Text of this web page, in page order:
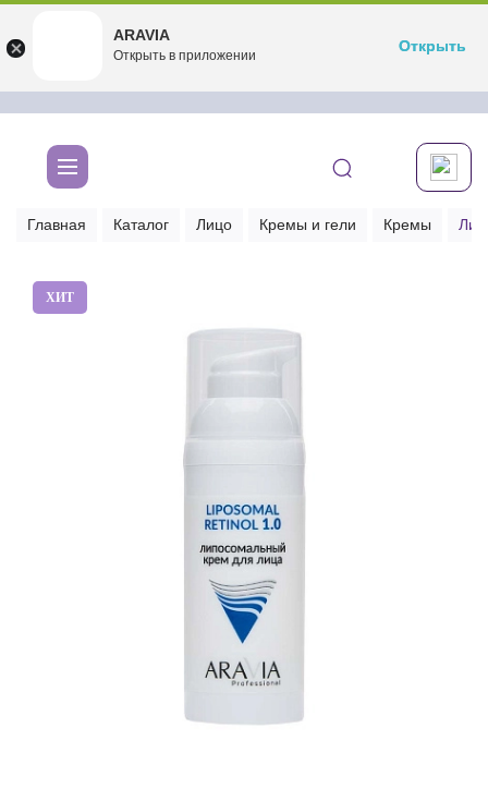
undefined
Бесплатноru.aravia.new
Открыть
Главная Каталог Лицо Кремы и гели Кремы
ХИТ
ARAVIA
Открыть в приложении
Открыть